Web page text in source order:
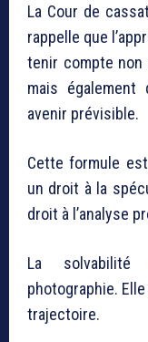
La Cour de
rappelle que
tenir compte
mais
avenir prévisible.
Cette formule
un droit à la
droit à l’analyse
La solvabilité
photographie.
trajectoire.